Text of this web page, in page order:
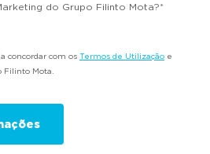
do Grupo Filinto Mota?*
concordar com os Termos de Utilização e
Filinto Mota.